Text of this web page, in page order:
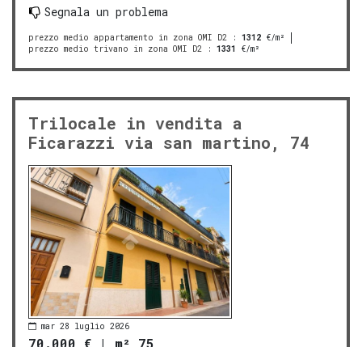
Segnala un problema
prezzo medio appartamento in zona OMI D2 : 1312 €/m²
prezzo medio trivano in zona OMI D2 : 1331 €/m²
Trilocale in vendita a
Ficarazzi via san martino, 74
mar 28 luglio 2026
70.000 € | m² 75